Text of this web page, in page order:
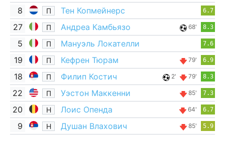
8 П Тен Копмейнерс 6.7
27 П Андреа Камбьязо 68' 8.3
5 П Мануэль Локателли 7.6
19 П Кефрен Тюрам 79' 6.9
18 П Филип Костич 2' 79' 8.3
22 П Уэстон Маккенни 85' 7.3
20 Н Лоис Опенда 64' 6.7
9 Н Душан Влахович 85' 5.9